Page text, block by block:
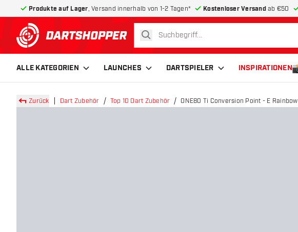
Produkte auf Lager , Versand innerhalb von 1-2 Tagen* Kostenloser Versandab €50
zurück zur Startseite
suchen
ALLE KATEGORIEN LAUNCHES DARTSPIELER INSPIRATIONEN
Zurück Dart Zubehör Top 10 Dart Zubehör ONE80 Ti Conversion Point - E Rainbow